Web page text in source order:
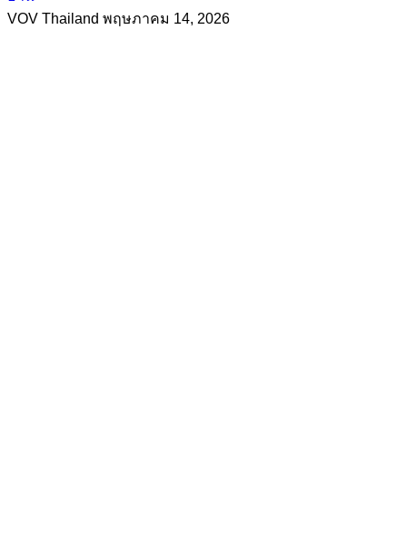
VOV Thailand พฤษภาคม 14, 2026